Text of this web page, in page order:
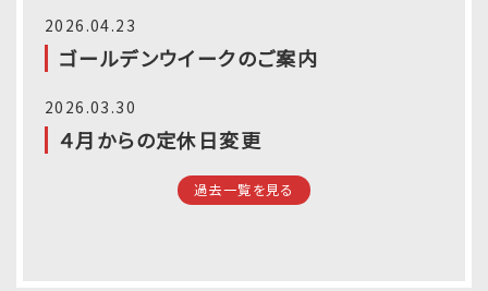
2026.04.23
ゴールデンウイークのご案内
2026.03.30
４月からの定休日変更
過去一覧を見る